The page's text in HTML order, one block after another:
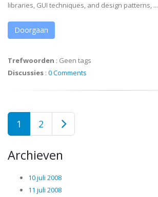
libraries, GUI techniques, and design patterns, ...
Doorgaan
Trefwoorden : Geen tags
Discussies : 0 Comments
1 2
Archieven
10 juli 2008
11 juli 2008